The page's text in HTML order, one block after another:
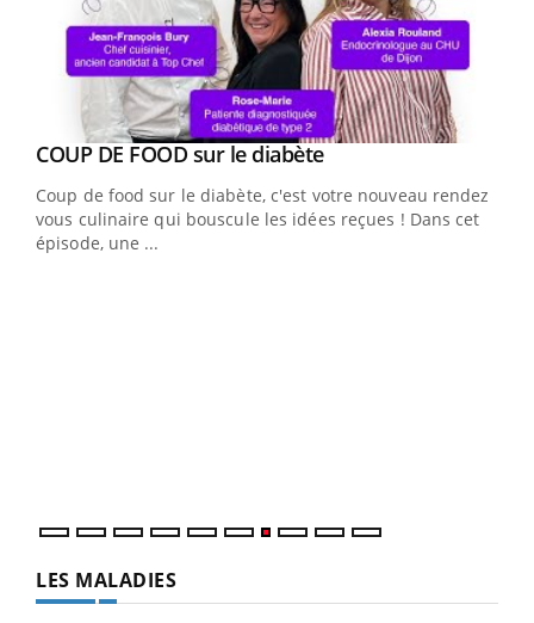
Youtube
COUP DE FOOD sur le diabèteYoutube
Coup de food sur le diabète, c'est votre nouveau rendez-
vous culinaire qui bouscule les idées reçues ! Dans cet
épisode, une ...
Youtube
Quand l’entreprise mise sur le bien être global
"Les rendez-vous de la santé et de la qualité de vie au
travail" de Pourquoi Docteur reçoivent Régis Blugeon,
DRH et directeur ...
LES MALADIES